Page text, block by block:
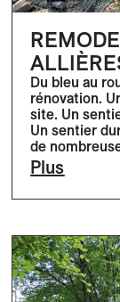
Du bleu au
rénovation.
site. Un
Un sentier
de
Plus